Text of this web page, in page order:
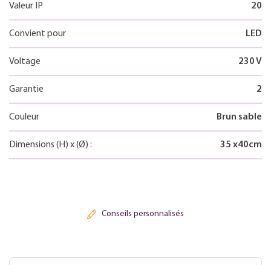
Valeur IP 20
Convient pour LED
Voltage 230 V
Garantie 2
Couleur Brun sable
Dimensions (H) x(Ø) : 35 x40cm
Conseils personnalisés